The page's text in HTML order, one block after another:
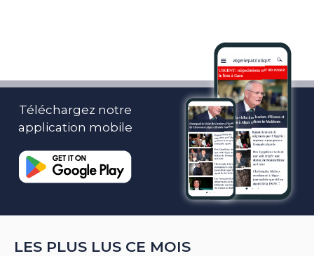
Téléchargez notre
application mobile
LES PLUS LUS CE MOIS